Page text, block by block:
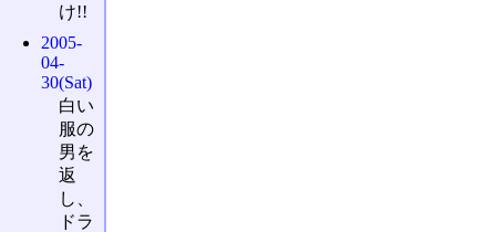
け!!
2005-
04-
30(Sat)
白い
服の
男を
返
し、
ドラ